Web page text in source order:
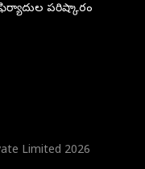
పరిష్కారం
Limited 2026